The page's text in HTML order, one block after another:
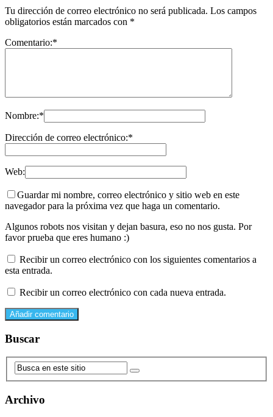
Tu dirección de correo electrónico no será publicada. Los campos
obligatorios están marcados con *
Comentario:*
Nombre:*
Dirección de correo electrónico:*
Web:
Guardar mi nombre, correo electrónico y sitio web en este
navegador para la próxima vez que haga un comentario.
Algunos robots nos visitan y dejan basura, eso no nos gusta. Por
favor prueba que eres humano :)
Recibir un correo electrónico con los siguientes comentarios a
esta entrada.
Recibir un correo electrónico con cada nueva entrada.
Buscar
Archivo